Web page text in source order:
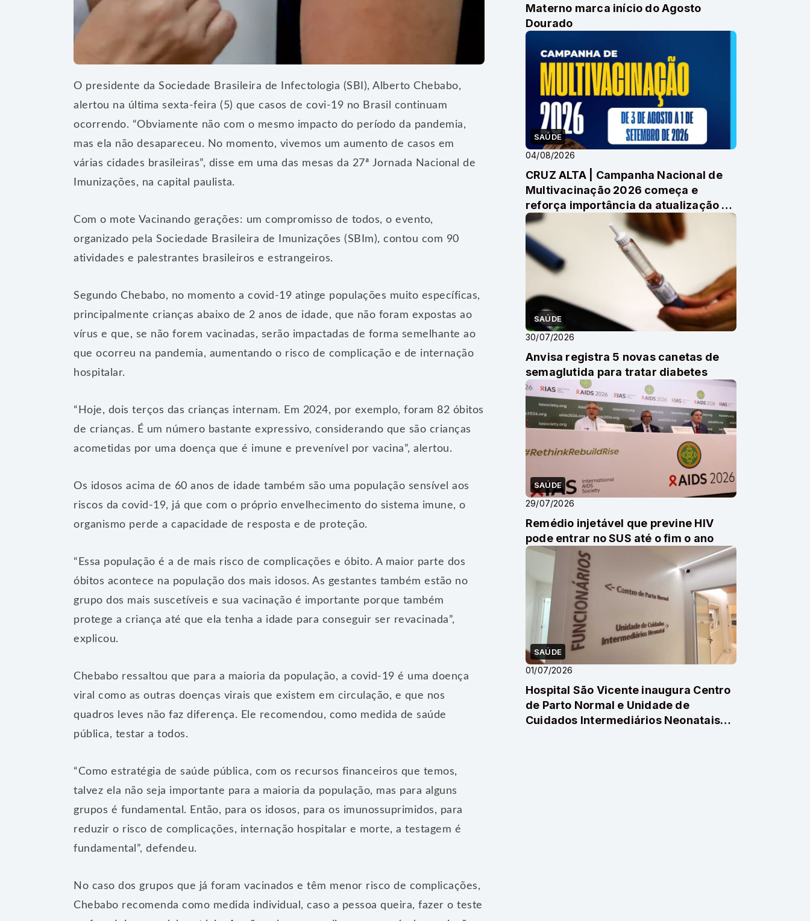
O presidente da Sociedade Brasileira de Infectologia (SBI), Alberto Chebabo,
alertou na última sexta-feira (5) que casos de covi-19 no Brasil continuam
ocorrendo. “Obviamente não com o mesmo impacto do período da pandemia,
mas ela não desapareceu. No momento, vivemos um aumento de casos em
várias cidades brasileiras”, disse em uma das mesas da 27ª Jornada Nacional de
Imunizações, na capital paulista.
Com o mote Vacinando gerações: um compromisso de todos, o evento,
organizado pela Sociedade Brasileira de Imunizações (SBIm), contou com 90
atividades e palestrantes brasileiros e estrangeiros.
Segundo Chebabo, no momento a covid-19 atinge populações muito específicas,
principalmente crianças abaixo de 2 anos de idade, que não foram expostas ao
vírus e que, se não forem vacinadas, serão impactadas de forma semelhante ao
que ocorreu na pandemia, aumentando o risco de complicação e de internação
hospitalar.
“Hoje, dois terços das crianças internam. Em 2024, por exemplo, foram 82 óbitos
de crianças. É um número bastante expressivo, considerando que são crianças
acometidas por uma doença que é imune e prevenível por vacina”, alertou.
Os idosos acima de 60 anos de idade também são uma população sensível aos
riscos da covid-19, já que com o próprio envelhecimento do sistema imune, o
organismo perde a capacidade de resposta e de proteção.
“Essa população é a de mais risco de complicações e óbito. A maior parte dos
óbitos acontece na população dos mais idosos. As gestantes também estão no
grupo dos mais suscetíveis e sua vacinação é importante porque também
protege a criança até que ela tenha a idade para conseguir ser revacinada”,
explicou.
Chebabo ressaltou que para a maioria da população, a covid-19 é uma doença
viral como as outras doenças virais que existem em circulação, e que nos
quadros leves não faz diferença. Ele recomendou, como medida de saúde
pública, testar a todos.
“Como estratégia de saúde pública, com os recursos financeiros que temos,
talvez ela não seja importante para a maioria da população, mas para alguns
grupos é fundamental. Então, para os idosos, para os imunossuprimidos, para
reduzir o risco de complicações, internação hospitalar e morte, a testagem é
fundamental”, defendeu.
No caso dos grupos que já foram vacinados e têm menor risco de complicações,
Chebabo recomenda como medida individual, caso a pessoa queira, fazer o teste
Materno marca início do Agosto
Dourado
SAÚDE
04/08/2026
CRUZ ALTA | Campanha Nacional de
Multivacinação 2026 começa e
reforça importância da atualização da
caderneta vacinal
SAÚDE
30/07/2026
Anvisa registra 5 novas canetas de
semaglutida para tratar diabetes
SAÚDE
29/07/2026
Remédio injetável que previne HIV
pode entrar no SUS até o fim o ano
SAÚDE
01/07/2026
Hospital São Vicente inaugura Centro
de Parto Normal e Unidade de
Cuidados Intermediários Neonatais